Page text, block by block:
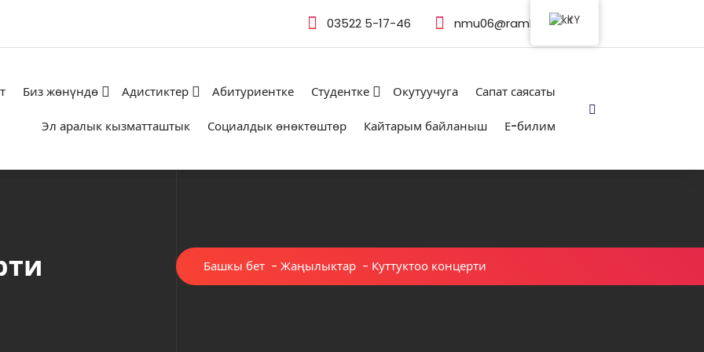
03522 5-17-46 nmu06@rambler.ru
Биз жөнүндө Адистиктер Абитуриентке Студентке Окутуучуга Сапат саясаты
Эл аралык кызматташтык Социалдык өнөктөштөр Кайтарым байланыш Е-билим
Башкы бет - Жаңылыктар - Куттуктоо концерти
KY